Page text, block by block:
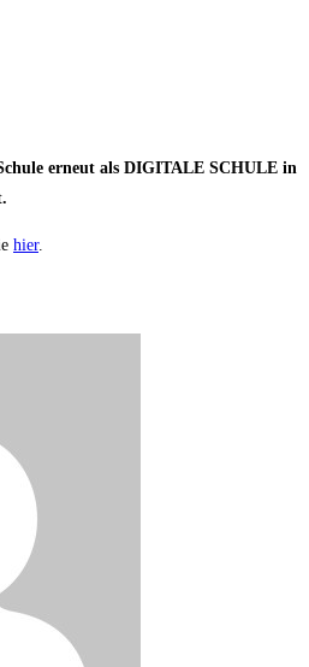
erneut als DIGITALE SCHULE in
hier.